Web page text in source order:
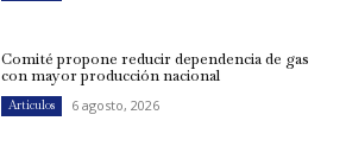
Comité propone reducir dependencia de gas
con mayor producción nacional
Artículos 6 agosto, 2026